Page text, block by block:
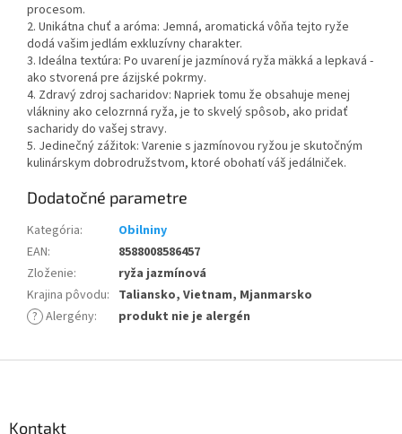
procesom.
2. Unikátna chuť a aróma: Jemná, aromatická vôňa tejto ryže
dodá vašim jedlám exkluzívny charakter.
3. Ideálna textúra: Po uvarení je jazmínová ryža mäkká a lepkavá -
ako stvorená pre ázijské pokrmy.
4. Zdravý zdroj sacharidov: Napriek tomu že obsahuje menej
vlákniny ako celozrnná ryža, je to skvelý spôsob, ako pridať
sacharidy do vašej stravy.
5. Jedinečný zážitok: Varenie s jazmínovou ryžou je skutočným
kulinárskym dobrodružstvom, ktoré obohatí váš jedálniček.
Dodatočné parametre
Kategória:
Obilniny
EAN:
8588008586457
Zloženie:
ryža jazmínová
Krajina pôvodu: Taliansko, Vietnam, Mjanmarsko
? Alergény: produkt nie je alergén
Kontakt